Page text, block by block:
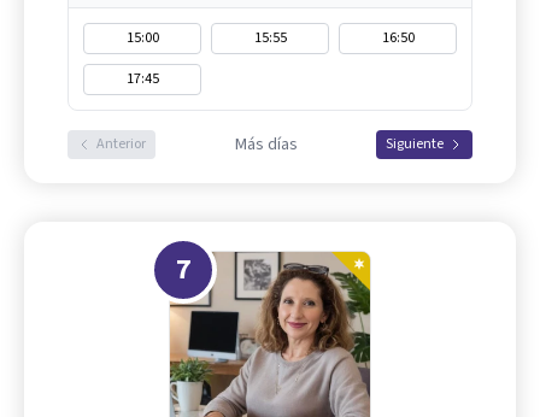
15:00 15:55
16:50
17:45
Anterior Más días Siguiente
7